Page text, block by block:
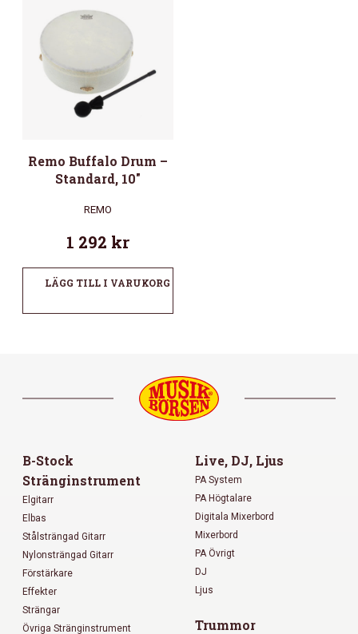
Remo Buffalo Drum –
Standard, 10″
REMO
1 292 kr
LÄGG TILL I VARUKORG
B-Stock
Stränginstrument
Elgitarr
Elbas
Stålsträngad Gitarr
Nylonsträngad Gitarr
Förstärkare
Effekter
Strängar
Övriga Stränginstrument
Live, DJ, Ljus
PA System
PA Högtalare
Digitala Mixerbord
Mixerbord
PA Övrigt
DJ
Ljus
Trummor